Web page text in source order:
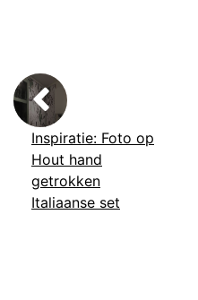
Inspiratie: Foto op
Hout hand
getrokken
Italiaanse set